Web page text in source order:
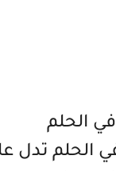
الحلم
في الحلم